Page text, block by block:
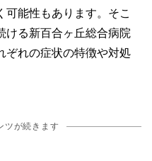
可能性もあります。そこ
ける新百合ヶ丘総合病院
ぞれの症状の特徴や対処
ツが続きます